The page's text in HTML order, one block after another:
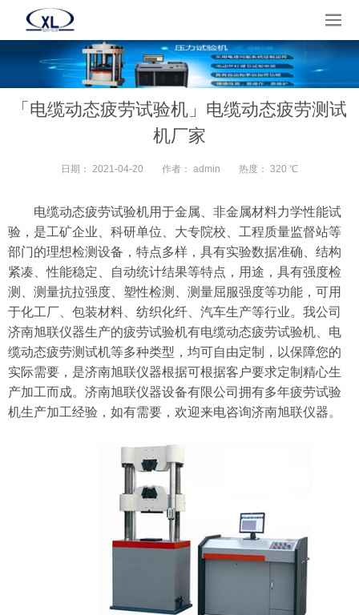
「电缆动态疲劳试验机」电缆动态疲劳测试
机厂家
日期： 2021-04-20 作者： admin 热度： 320 ℃
电缆动态疲劳试验机用于金属、非金属材料力学性能试
验，是工矿企业、科研单位、大专院校、工程质量监督站等
部门的理想检测设备，特点多样，具有实验数据准确、结构
紧凑、性能稳定、自动统计结果等特点，用途，具有强度检
测、测量抗拉强度、塑性检测、测量屈服强度等功能，可用
于化工厂、包装材料、纺织化纤、汽车生产等行业。我公司
济南旭联仪器生产的疲劳试验机有电缆动态疲劳试验机、电
缆动态疲劳测试机等多种类型，均可自由定制，以保障您的
实际需要，是济南旭联仪器根据可根据客户要求定制精心生
产加工而成。济南旭联仪器设备有限公司拥有多年疲劳试验
机生产加工经验，如有需要，欢迎来电咨询济南旭联仪器。